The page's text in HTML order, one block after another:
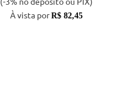
À vista porR$ 82,45